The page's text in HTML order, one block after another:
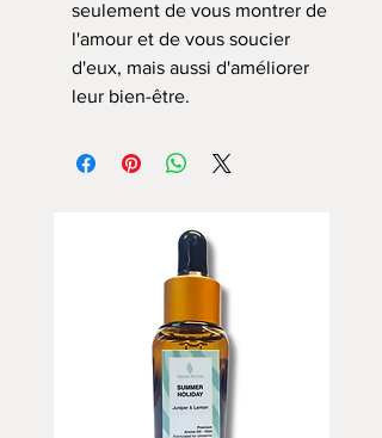
seulement de vous montrer de
l'amour et de vous soucier
d'eux, mais aussi d'améliorer
leur bien-être.